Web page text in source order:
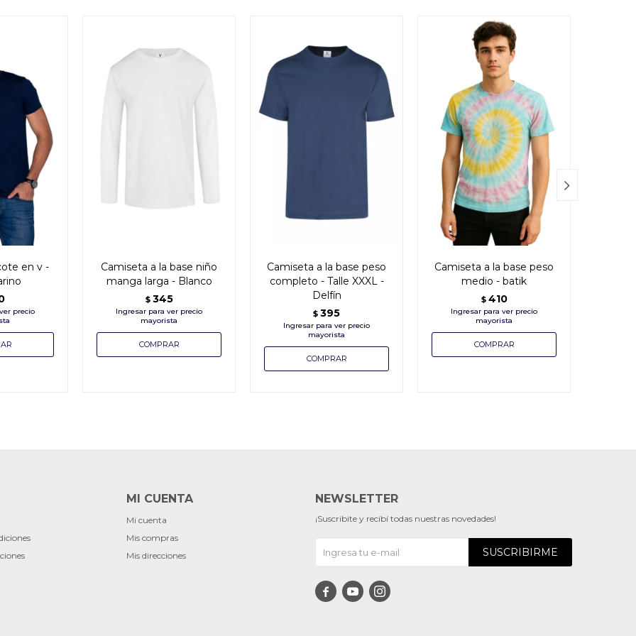
en v -
Camiseta a la base niño
manga larga - Blanco
$ 345
Camiseta a la base peso
completo - Talle XXXL -
Delfín
$ 395
Camiseta a la base peso
medio - batik
$ 410

MI CUENTA
Mi cuenta
Mis compras
Mis direcciones
NEWSLETTER
¡Suscribite y recibí todas nuestras novedades!
SUSCRIBIRME
  